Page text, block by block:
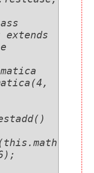
extends